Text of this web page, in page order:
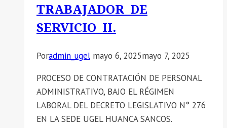
TRABAJADOR DE
SERVICIO II.
Poradmin_ugel mayo 6, 2025mayo 7, 2025
PROCESO DE CONTRATACIÓN DE PERSONAL
ADMINISTRATIVO, BAJO EL RÉGIMEN
LABORAL DEL DECRETO LEGISLATIVO N° 276
EN LA SEDE UGEL HUANCA SANCOS.